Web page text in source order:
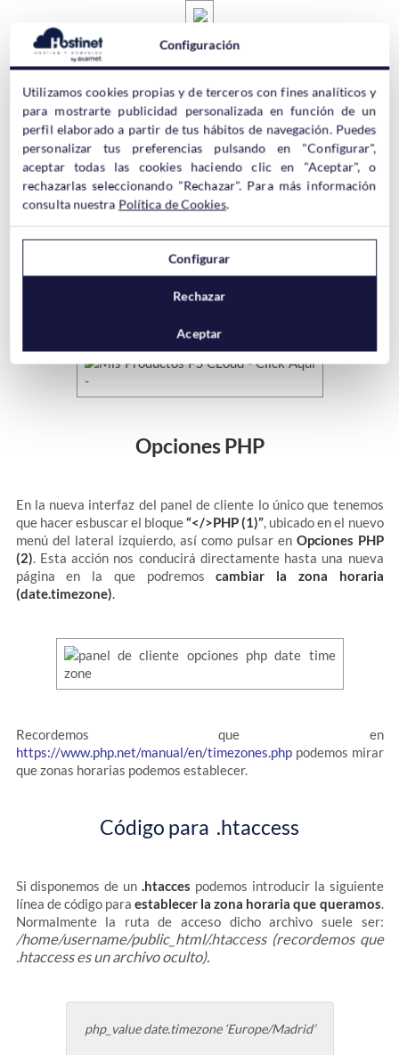
Una vez logueados en el Panel de Cliente de Hostinet nos
tenemos que dirigir hasta la sección“Mis productos”.
En el listado de productos tenemos que buscar
que podremos gestionar algunos aspectos relacionados
Opciones PHP
En la nueva interfaz del panel de cliente lo único que tenemos
que hacer esbuscar el bloque“</>PHP (1)”, ubicado en el nuevo
menú del lateral izquierdo, así como pulsar en Opciones PHP
(2). Esta acción nos conducirá directamente hasta una nueva
página en la que podremoscambiar la zona horaria
(date.timezone).
Recordemos que en
https://www.php.net/manual/en/timezones.phppodemos mirar
que zonas horarias podemos establecer.
Código para .htaccess
Si disponemos de un .htacces podemos introducir la siguiente
línea de código para establecer la zona horaria que queramos.
Normalmente la ruta de acceso dicho archivo suele ser:
/home/username/public_html/.htaccess (recordemos que
.htaccess es un archivo oculto).
php_value date.timezone ‘Europe/Madrid’
Configuración
Utilizamos cookies propias y de terceros con fines analíticos y
para mostrarte publicidad personalizada en función de un
perfil elaborado a partir de tus hábitos de navegación. Puedes
personalizar tus preferencias pulsando en "Configurar",
aceptar todas las cookies haciendo clic en "Aceptar", o
rechazarlas seleccionando "Rechazar". Para más información
consulta nuestra Política de Cookies.
Configurar
Rechazar
Aceptar